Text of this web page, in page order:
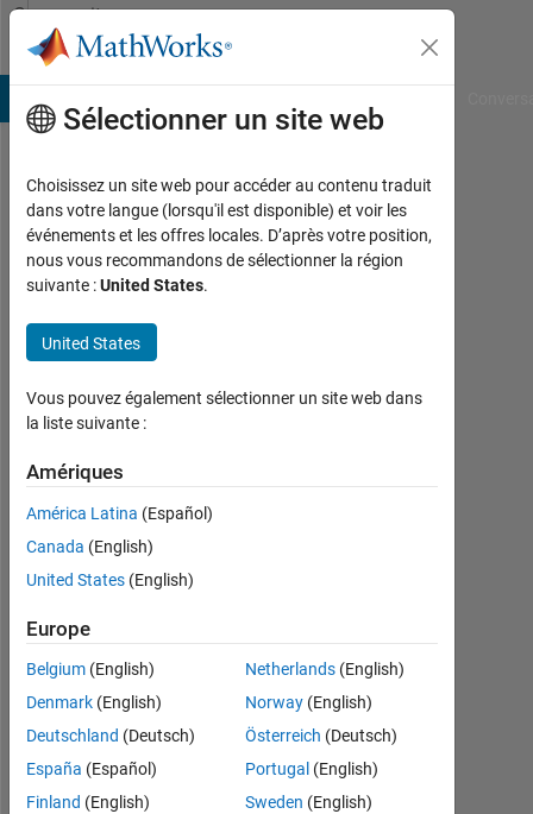
Passer au contenu
Community
Profile
Md
Asif
Ferdoush
Last
seen:
6 ans il
y a
Actif
depuis
Followers:
Following:
Sélectionner un site web
Choisissez un site web pour accéder au contenu traduit
dans votre langue (lorsqu'il est disponible) et voir les
événements et les offres locales. D’après votre position,
nous vous recommandons de sélectionner la région
suivante :United States.
United States
Vous pouvez également sélectionner un site web dans
la liste suivante :
Amériques
América Latina (Español)
Canada (English)
United States (English)
Europe
Belgium (English)
Denmark (English)
Deutschland (Deutsch)
España (Español)
Finland (English)
Netherlands(English)
Norway(English)
Österreich (Deutsch)
Portugal (English)
Sweden (English)